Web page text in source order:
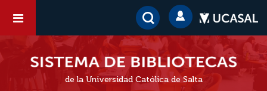
de la Universidad Católica de Salta